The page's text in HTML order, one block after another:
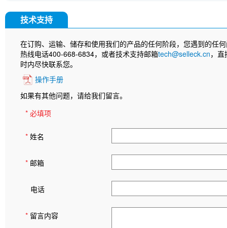
技术支持
在订购、运输、储存和使用我们的产品的任何阶段，您遇到的任
热线电话400-668-6834，或者技术支持邮箱tech@selleck.cn，
时内尽快联系您。
操作手册
如果有其他问题，请给我们留言。
* 必填项
* 姓名
* 邮箱
电话
* 留言内容